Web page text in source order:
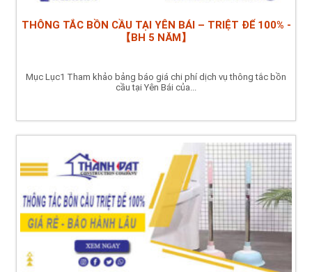
THÔNG TẮC BỒN CẦU TẠI YÊN BÁI – TRIỆT ĐỂ 100% -
【BH 5 NĂM】
Mục Lục1 Tham khảo bảng báo giá chi phí dịch vụ thông tắc bồn
cầu tại Yên Bái của...